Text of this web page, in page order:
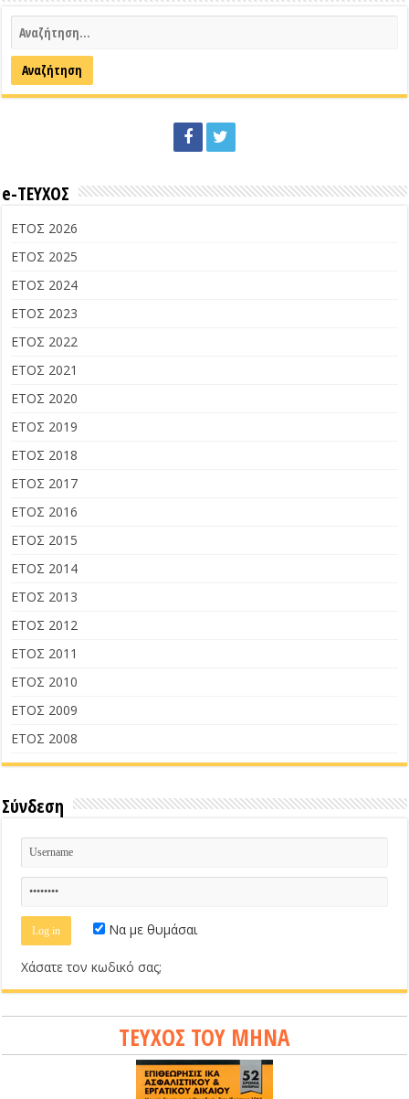
e-ΤΕΥΧΟΣ
ΕΤΟΣ 2026
ΕΤΟΣ 2025
ΕΤΟΣ 2024
ΕΤΟΣ 2023
ΕΤΟΣ 2022
ΕΤΟΣ 2021
ΕΤΟΣ 2020
ΕΤΟΣ 2019
ΕΤΟΣ 2018
ΕΤΟΣ 2017
ΕΤΟΣ 2016
ΕΤΟΣ 2015
ΕΤΟΣ 2014
ΕΤΟΣ 2013
ΕΤΟΣ 2012
ΕΤΟΣ 2011
ΕΤΟΣ 2010
ΕΤΟΣ 2009
ΕΤΟΣ 2008
Σύνδεση
Να με θυμάσαι
Χάσατε τον κωδικό σας;
ΤΕΥΧΟΣ ΤΟΥ ΜΗΝΑ